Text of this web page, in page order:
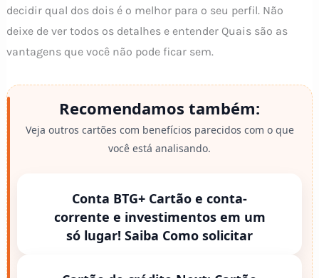
decidir qual dos dois é o melhor para o seu perfil. Não
deixe de ver todos os detalhes e entender Quais são as
vantagens que você não pode ficar sem.
Recomendamos também:
Veja outros cartões com benefícios parecidos com o que
você está analisando.
Conta BTG+ Cartão e conta-
corrente e investimentos em um
só lugar! Saiba Como solicitar